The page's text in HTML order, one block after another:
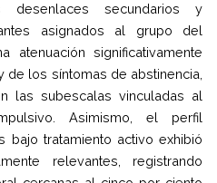
secundarios y
asignados al grupo del
atenuación significativamente
de los síntomas de abstinencia,
las subescalas vinculadas al
Asimismo, el perfil
bajo tratamiento activo exhibió
relevantes, registrando